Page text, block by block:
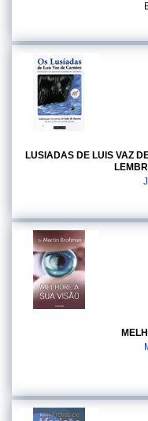
LUSIADAS DE LUIS VAZ